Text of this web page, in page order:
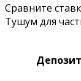
Сравните
Тушум для